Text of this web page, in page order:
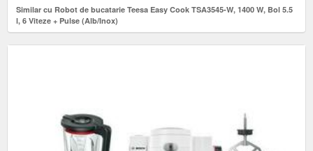
Similar cu Robot de bucatarie Teesa Easy Cook TSA3545-W, 1400 W, Bol 5.5
l, 6 Viteze + Pulse (Alb/Inox)